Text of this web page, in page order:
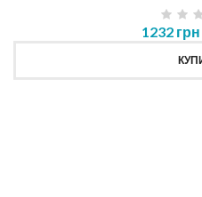
1232 грн